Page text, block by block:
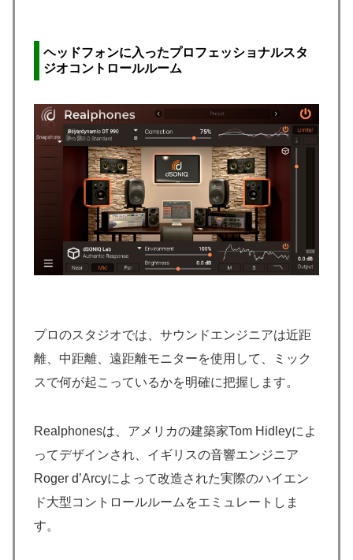
ヘッドフォンに入ったプロフェッショナルスタ
ジオコントロールルーム
プロのスタジオでは、サウンドエンジニアは近距
離、中距離、遠距離モニターを使用して、ミック
スで何が起こっているかを明確に把握します。
Realphonesは、アメリカの建築家Tom Hidleyによ
ってデザインされ、イギリスの音響エンジニア
Roger d’Arcyによって改造された実際のハイエン
ド大型コントロールルームをエミュレートしま
す。